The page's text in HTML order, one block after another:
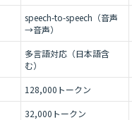
speech-to-speech（音声
→音声）
多言語対応（日本語含
む）
128,000トークン
32,000トークン